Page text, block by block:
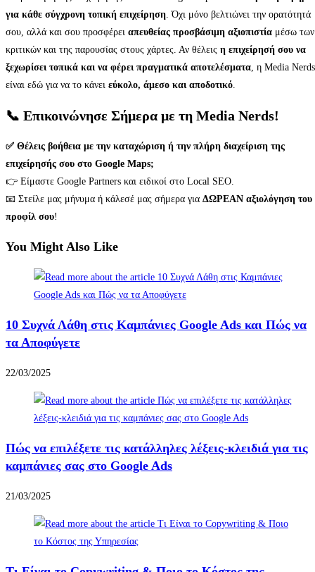
για κάθε σύγχρονη τοπική επιχείρηση. Όχι μόνο βελτιώνει την ορατότητά
σου, αλλά και σου προσφέρει απευθείας προσβάσιμη αξιοπιστία μέσω των
κριτικών και της παρουσίας στους χάρτες. Αν θέλεις η επιχείρησή σου να
ξεχωρίσει τοπικά και να φέρει πραγματικά αποτελέσματα, η Media Nerds
είναι εδώ για να το κάνει εύκολο, άμεσο και αποδοτικό.
📞 Επικοινώνησε Σήμερα με τη Media Nerds!
✅ Θέλεις βοήθεια με την καταχώριση ή την πλήρη διαχείριση της
επιχείρησής σου στο Google Maps;
👉 Είμαστε Google Partners και ειδικοί στο Local SEO.
📧 Στείλε μας μήνυμα ή κάλεσέ μας σήμερα για ΔΩΡΕΑΝ αξιολόγηση του
προφίλ σου!
You Might Also Like
10 Συχνά Λάθη στις Καμπάνιες Google Ads και Πώς να
τα Αποφύγετε
22/03/2025
Πώς να επιλέξετε τις κατάλληλες λέξεις-κλειδιά για τις
καμπάνιες σας στο Google Ads
21/03/2025